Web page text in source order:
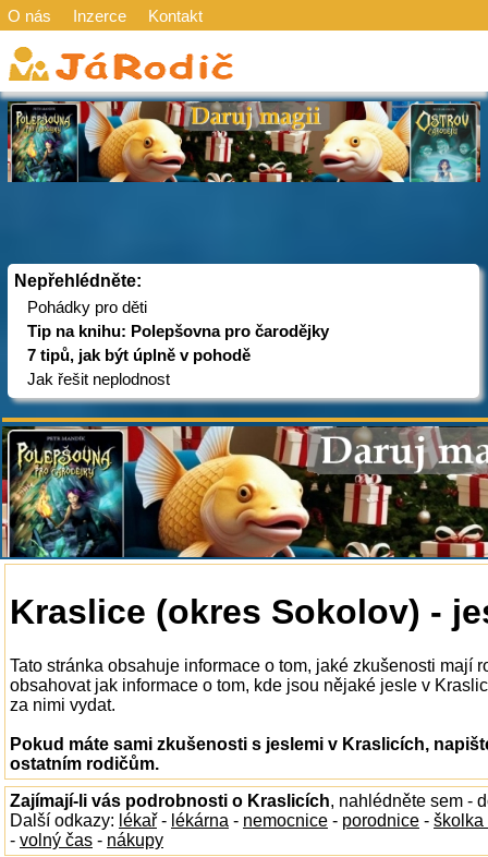
O nás Inzerce Kontakt
Nepřehlédněte:
Pohádky pro děti
Tip na knihu: Polepšovna pro čarodějky
7 tipů, jak být úplně v pohodě
Jak řešit neplodnost
Kraslice (okres Sokolov) -
Tato stránka obsahuje informace o tom, jaké zkušenosti mají
obsahovat jak informace o tom, kde jsou nějaké jesle v
za nimi vydat.
Pokud máte sami zkušenosti s jeslemi v Kraslicích,
ostatním rodičům.
Zajímají-li vás podrobnosti o Kraslicích, nahlédněte sem -
Další odkazy: lékař - lékárna - nemocnice - porodnice - školka
- volný čas - nákupy